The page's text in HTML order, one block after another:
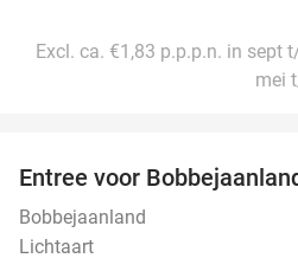
Excl. ca. €1,83 p.p.p.n. in sept
mei
Entree voor
Bobbejaanland
Lichtaart